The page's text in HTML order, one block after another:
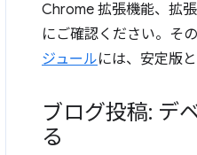
Chrome 拡張機能、拡
にご確認ください。そ
ジュールには、安定版
ブログ投稿: デ
る